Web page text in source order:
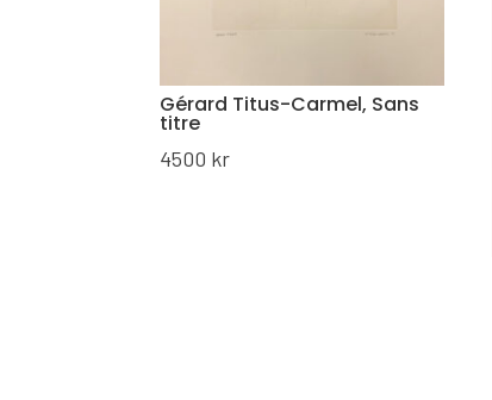
Gérard Titus-Carmel, Sans
titre
4500 kr